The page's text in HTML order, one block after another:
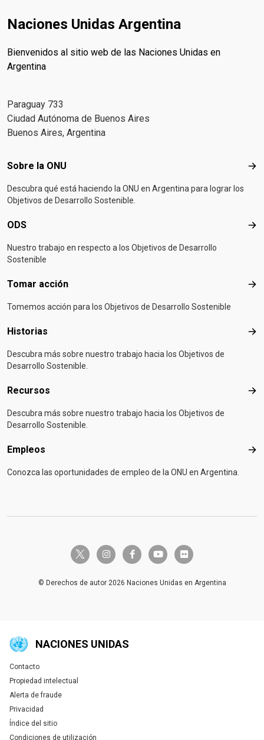
Naciones Unidas Argentina
Bienvenidos al sitio web de las Naciones Unidas en
Argentina
Paraguay 733
Ciudad Autónoma de Buenos Aires
Buenos Aires, Argentina
Footer menu
Sobre la ONU
Descubra qué está haciendo la ONU en Argentina para lograr los
Objetivos de Desarrollo Sostenible.
ODS
Nuestro trabajo en respecto a los Objetivos de Desarrollo
Sostenible
Tomar acción
Tomemos acción para los Objetivos de Desarrollo Sostenible
Historias
Descubra más sobre nuestro trabajo hacia los Objetivos de
Desarrollo Sostenible.
Recursos
Descubra más sobre nuestro trabajo hacia los Objetivos de
Desarrollo Sostenible.
Empleos
Conozca las oportunidades de empleo de la ONU en Argentina.
twitter-x instagramfacebook-fyoutube flickr
© Derechos de autor 2026 Naciones Unidas en Argentina
NACIONES UNIDAS
Global U.N. menu
Contacto
Propiedad intelectual
Alerta de fraude
Privacidad
Índice del sitio
Condiciones de utilización